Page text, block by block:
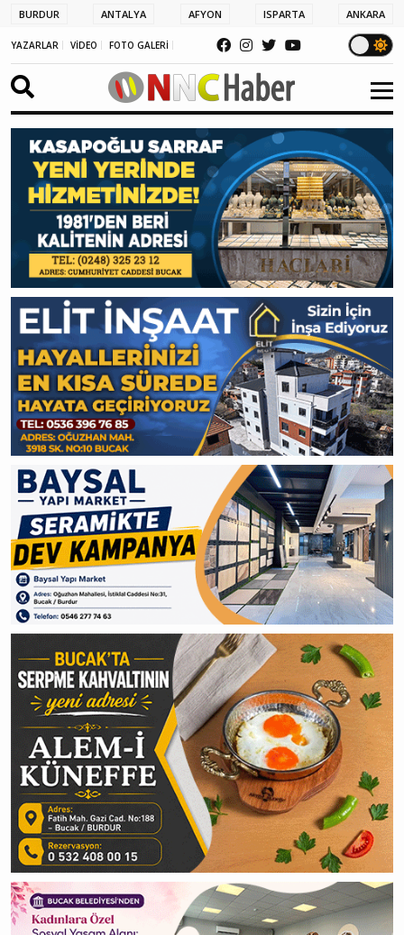
BURDUR ANTALYA AFYON ISPARTA ANKARA
YAZARLAR VİDEO FOTO GALERİ